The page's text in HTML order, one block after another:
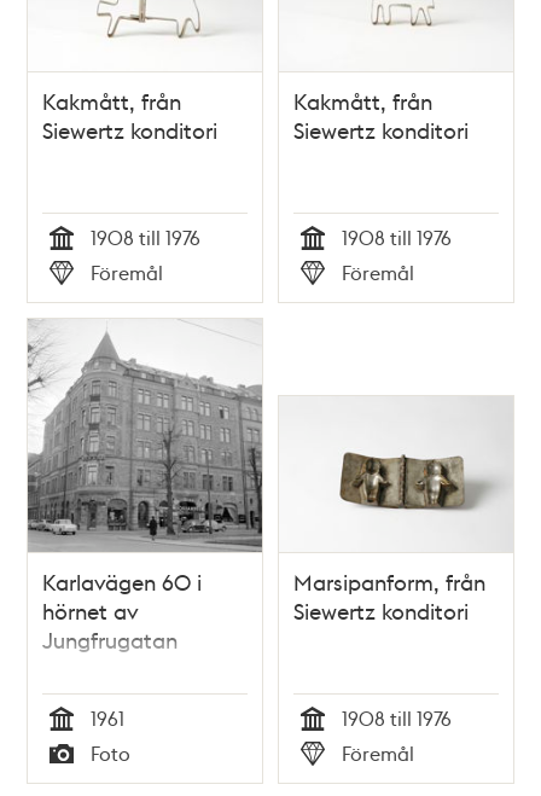
Kakmått, från
Siewertz konditori
Tid
1908 till 1976
Typ
Föremål
Kakmått, från
Siewertz konditori
Tid
1908 till 1976
Typ
Föremål
Karlavägen 60 i
hörnet av
Jungfrugatan
Tid
1961
Typ
Foto
Marsipanform, från
Siewertz konditori
Tid
1908 till 1976
Typ
Föremål